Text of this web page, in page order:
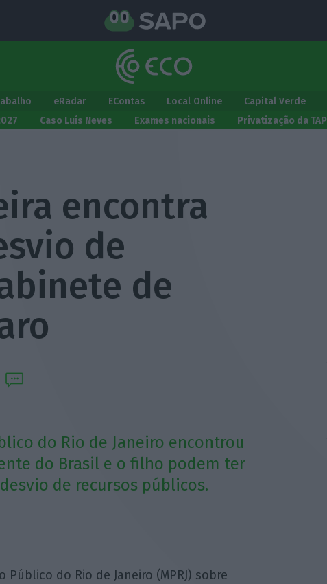
eRadar EContas Local Online Capital Verde
Caso Luís Neves Exames nacionais Privatização da TAP
encontra
de
de
do Rio de Janeiro encontrou
do Brasil e o filho podem ter
de recursos públicos.
do Rio de Janeiro (MPRJ) sobre